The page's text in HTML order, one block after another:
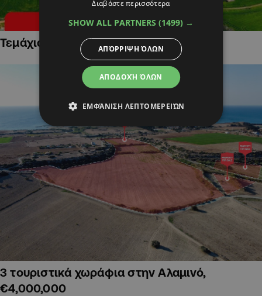
Τεμάχια Γης σε Οικιστικές Περιοχές
3 τουριστικά χωράφια στην Αλαμινό,
€4,000,000
Διαβάστε περισσότερα
SHOW ALL PARTNERS (1499) →
ΑΠΟΔΟΧΉ ΌΛΩΝ
ΑΠΌΡΡΙΨΗ ΌΛΩΝ
ΕΜΦΆΝΙΣΗ ΛΕΠΤΟΜΕΡΕΙΏΝ